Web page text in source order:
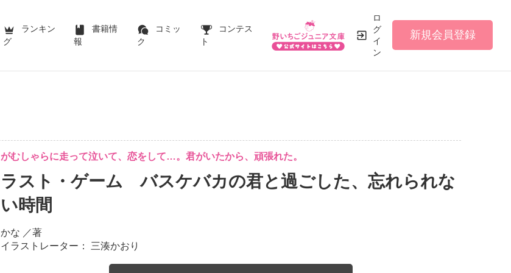
ランキン
グ
書籍情
報
コミッ
ク
コンテス
ト
ロ
グ
イ
ン
新規会員登録
がむしゃらに走って泣いて、恋をして…。君がいたから、頑張れた。
ラスト・ゲーム バスケバカの君と過ごした、忘れられな
い時間
かな ／著
イラストレーター： 三湊かおり